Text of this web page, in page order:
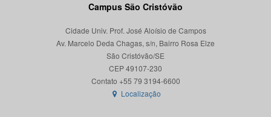
Campus São Cristóvão
Cidade Univ. Prof. José Aloísio de Campos
Av. Marcelo Deda Chagas, s/n, Bairro Rosa Elze
São Cristóvão/SE
CEP 49107-230
Localização